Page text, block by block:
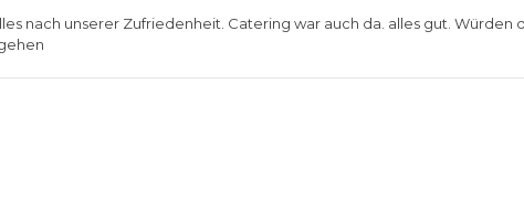
nach unserer Zufriedenheit. Catering war auch da. alles gut. Würden